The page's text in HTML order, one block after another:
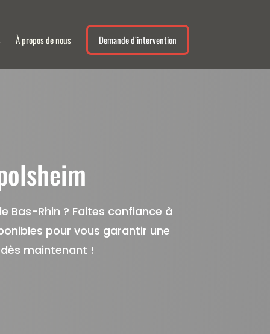
À propos de nous Demande d’intervention
Bas-Rhin ? Faites confiance à
pour vous garantir une
maintenant !